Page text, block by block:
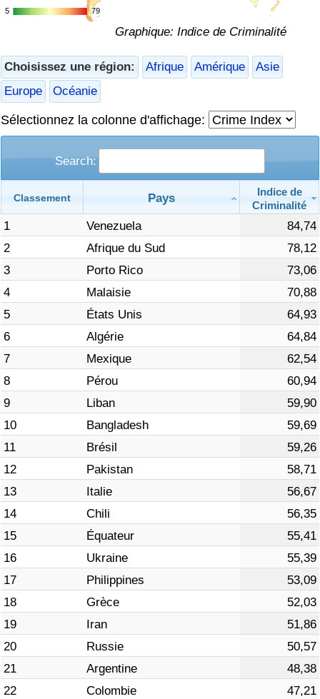
5
5 79
79
Graphique: Indice de Criminalité
Choisissez une région: Afrique Amérique
Asie
Europe
Océanie
Sélectionnez la colonne d'affichage:
Search:
Classement Pays
Indice de
Criminalité
1 Venezuela
84,74
2
Afrique du Sud
78,12
3
Porto Rico
73,06
4
Malaisie
70,88
5
États Unis
64,93
6
Algérie
64,84
7
Mexique
62,54
8
Pérou
60,94
9
Liban
59,90
10
Bangladesh
59,69
11
Brésil
59,26
12
Pakistan
58,71
13
Italie
56,67
14
Chili
56,35
15
Équateur
55,41
16
Ukraine
55,39
17
Philippines
53,09
18
Grèce
52,03
19
Iran
51,86
20
Russie
50,57
21
Argentine
48,38
22
Colombie
47,21
Soins de santé
Indice des soins de santé (Actuel)
Indice des soins de santé
Indice des soins de santé par Pays
Indice de pollution
Indice de Pollution par Pays
Indice de Trafic
Indice de Trafic (Actuel)
Indice de Trafic par Pays